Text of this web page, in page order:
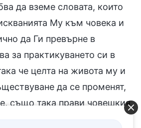
да вземе словата, които
Му към човека и
да Ги превърне в
за практикуването си в
че целта на живота му и
да се променят,
също така прави човешкия